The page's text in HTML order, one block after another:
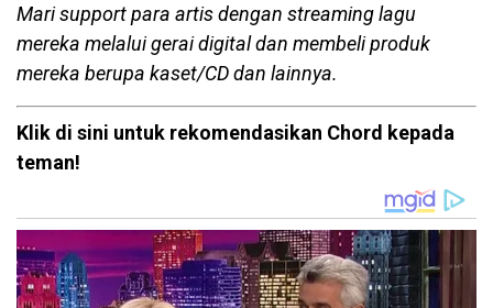
Mari support para artis dengan streaming lagu
mereka melalui gerai digital dan membeli produk
mereka berupa kaset/CD dan lainnya.
Klik di sini untuk rekomendasikan Chord kepada
teman!